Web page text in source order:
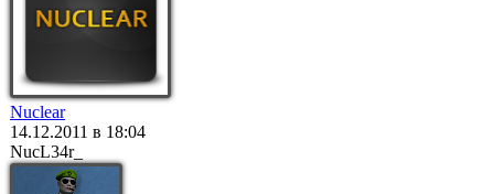
Nuclear
14.12.2011 в 18:04
NucL34r_